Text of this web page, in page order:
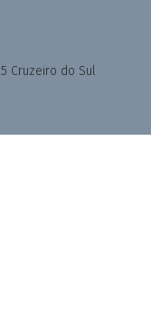
Cruzeiro do Sul